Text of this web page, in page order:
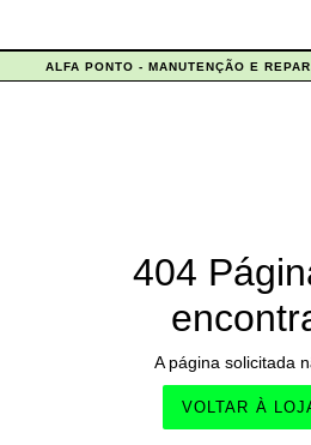
ALFA PONTO - MANUTENÇÃO E
404
A página solicitada
VOLTAR À